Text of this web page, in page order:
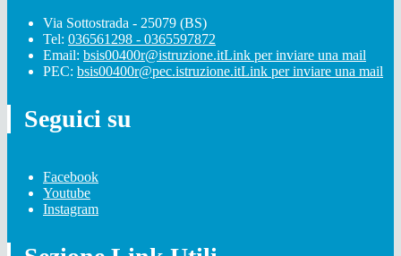
Via Sottostrada - 25079 (BS)
Tel: 036561298 - 0365597872
Email: bsis00400r@istruzione.itLink per inviare una mail
PEC: bsis00400r@pec.istruzione.itLink per inviare una mail
Seguici su
Facebook
Youtube
Instagram